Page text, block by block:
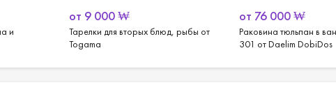
и
от 9 000₩
Тарелки для вторых блюд, рыбы от
Togama
от 76 000₩
Раковина тюльпан в
301 от Daelim DobiDos